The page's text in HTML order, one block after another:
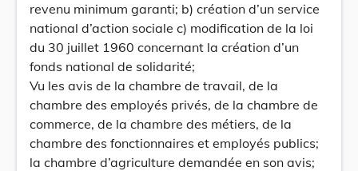
revenu minimum garanti; b) création d’un service
national d’action sociale c) modification de la loi
du 30 juillet 1960 concernant la création d’un
fonds national de solidarité;
Vu les avis de la chambre de travail, de la
chambre des employés privés, de la chambre de
commerce, de la chambre des métiers, de la
chambre des fonctionnaires et employés publics;
la chambre d’agriculture demandée en son avis;